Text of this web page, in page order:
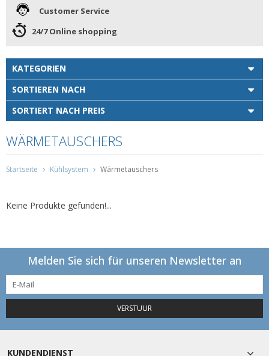
Customer Service
24/7 Online shopping
KATEGORIEN
SORTIEREN NACH
SORTIERT NACH PREIS
WÄRMETAUSCHERS
Startseite Kühlsystem Wärmetauschers
Keine Produkte gefunden!...
Melden Sie sich für unseren Newsletter an
VERSTUUR
KUNDENDIENST